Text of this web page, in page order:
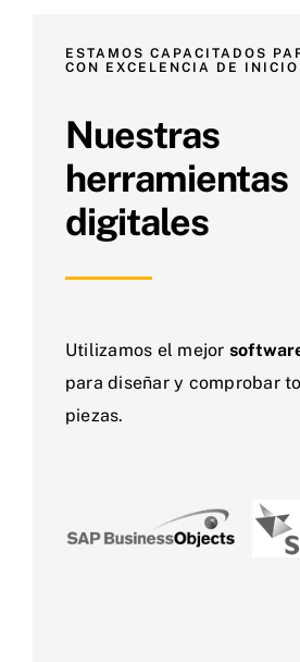
ESTAMOS CAPACITADOS
CON EXCELENCIA DE
Nuestras
herramientas
digitales
Utilizamos el mejor
para diseñar y comprobar
piezas.